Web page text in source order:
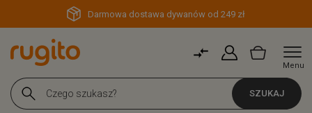
Darmowa dostawa dywanów od 249 zł
Menu
SZUKAJ